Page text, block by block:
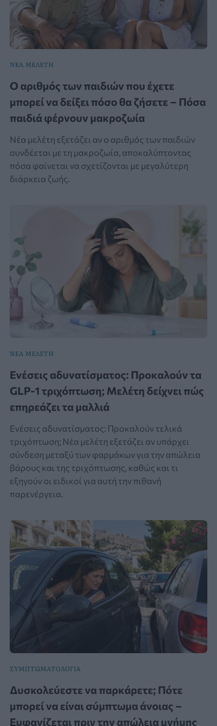
ΝΕΑ ΜΕΛΕΤΗ
Ο αριθμός των παιδιών που έχετε
μπορεί να δείξει πόσο θα ζήσετε – Πόσα
παιδιά φέρνουν μακροζωία
Νέα μελέτη εξετάζει αν ο αριθμός των παιδιών
συνδέεται με τη μακροζωία, αποκαλύπτοντας
πόσα φαίνεται να σχετίζονται με μεγαλύτερη
διάρκεια ζωής.
ΝΕΑ ΜΕΛΕΤΗ
Ενέσεις αδυνατίσματος: Προκαλούν τα
GLP-1 τριχόπτωση; Μελέτη δείχνει πώς
επηρεάζει τα μαλλιά
Ενέσεις αδυνατίσματος: Προκαλούν τελικά
τριχόπτωση; Νέα μελέτη εξετάζει αν υπάρχει
σύνδεση μεταξύ των φαρμάκων για την απώλεια
βάρους και της τριχόπτωσης, καθώς και τι
εξηγούν οι ειδικοί για αυτή την πιθανή
παρενέργεια.
ΣΥΜΠΤΩΜΑΤΟΛΟΓΙΑ
Δυσκολεύεστε να παρκάρετε; Πότε
μπορεί να είναι σύμπτωμα άνοιας –
Εμφανίζεται πριν την απώλεια μνήμης